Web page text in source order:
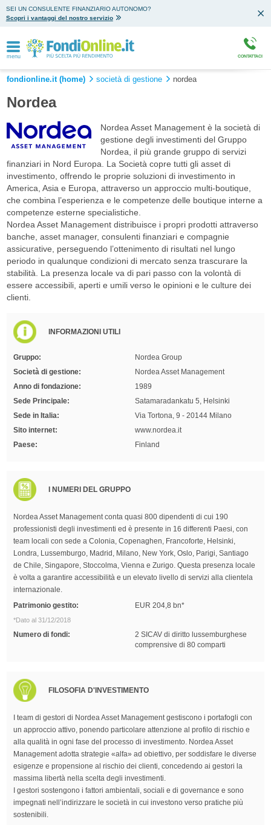
SEI UN CONSULENTE FINANZIARIO AUTONOMO?
Scopri i vantaggi del nostro servizio
menu CONTATTACI
fondionline.it (home) società di gestione nordea
Nordea
Nordea Asset Management è la società di
gestione degli investimenti del Gruppo
Nordea, il più grande gruppo di servizi
finanziari in Nord Europa. La Società copre tutti gli asset di
investimento, offrendo le proprie soluzioni di investimento in
America, Asia e Europa, attraverso un approccio multi-boutique,
che combina l’esperienza e le competenze delle boutique interne a
competenze esterne specialistiche.
Nordea Asset Management distribuisce i propri prodotti attraverso
banche, asset manager, consulenti finanziari e compagnie
assicurative, perseguendo l’ottenimento di risultati nel lungo
periodo in qualunque condizioni di mercato senza trascurare la
stabilità. La presenza locale va di pari passo con la volontà di
essere accessibili, aperti e umili verso le opinioni e le culture dei
clienti.
INFORMAZIONI UTILI
Gruppo:
Nordea Group
Società di gestione:
Nordea Asset Management
Anno di fondazione:
1989
Sede Principale:
Satamaradankatu 5, Helsinki
Sede in Italia:
Via Tortona, 9 - 20144 Milano
Sito internet:
www.nordea.it
Paese:
Finland
I NUMERI DEL GRUPPO
Nordea Asset Management conta quasi 800 dipendenti di cui 190
professionisti degli investimenti ed è presente in 16 differenti Paesi, con
team locali con sede a Colonia, Copenaghen, Francoforte, Helsinki,
Londra, Lussemburgo, Madrid, Milano, New York, Oslo, Parigi, Santiago
de Chile, Singapore, Stoccolma, Vienna e Zurigo. Questa presenza locale
è volta a garantire accessibilità e un elevato livello di servizi alla clientela
internazionale.
Patrimonio gestito:
EUR 204,8 bn*
*Dato al 31/12/2018
Numero di fondi:
2 SICAV di diritto lussemburghese
comprensive di 80 comparti
FILOSOFIA D'INVESTIMENTO
I team di gestori di Nordea Asset Management gestiscono i portafogli con
un approccio attivo, ponendo particolare attenzione al profilo di rischio e
alla qualità in ogni fase del processo di investimento. Nordea Asset
Management adotta strategie «alfa» ad obiettivo, per soddisfare le diverse
esigenze e propensione al rischio dei clienti, concedendo ai gestori la
massima libertà nella scelta degli investimenti.
I gestori sostengono i fattori ambientali, sociali e di governance e sono
impegnati nell’indirizzare le società in cui investono verso pratiche più
sostenibili.